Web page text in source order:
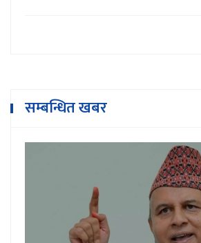
सम्बन्धित खबर